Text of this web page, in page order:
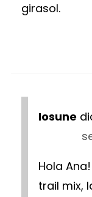
girasol.
Iosune
Hola
trail mix,